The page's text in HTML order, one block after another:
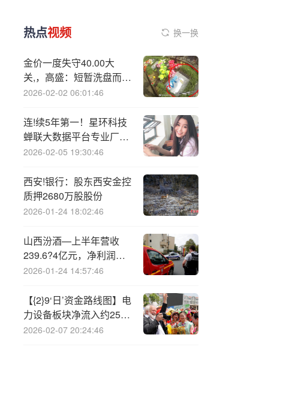
热点视频 换一换
金价一度失守40.00大
关,，高盛：短暂洗盘而
已！
2026-02-02 06:01:46
连!续5年第一！星环科技
蝉联大数据平台专业厂商
市场份额第一！
2026-02-05 19:30:46
西安!银行：股东西安金控
质押2680万股股份
2026-01-24 18:02:46
山西汾酒—上半年营收
239.6?4亿元，净利润增
长1.13%
2026-01-24 14:57:46
【{2}9‘日’资金路线图】电
力设备板块净流入约259
亿元居首 龙虎榜机构抢筹
2026-02-07 20:24:46